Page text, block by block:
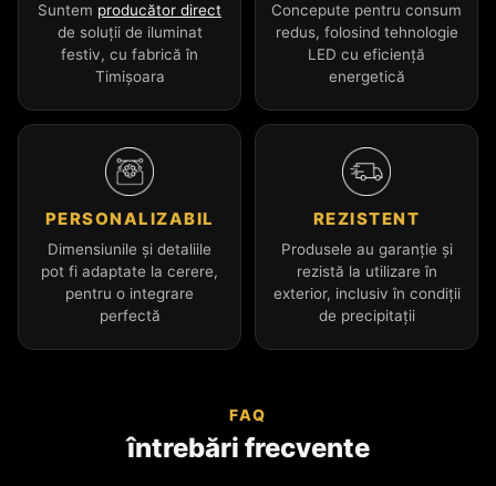
Suntem producător direct
de soluții de iluminat
festiv, cu fabrică în
Timișoara
Concepute pentru consum
redus, folosind tehnologie
LED cu eficiență
energetică
PERSONALIZABIL
Dimensiunile și detaliile
pot fi adaptate la cerere,
pentru o integrare
perfectă
REZISTENT
Produsele au garanție și
rezistă la utilizare în
exterior, inclusiv în condiții
de precipitații
FAQ
întrebări frecvente